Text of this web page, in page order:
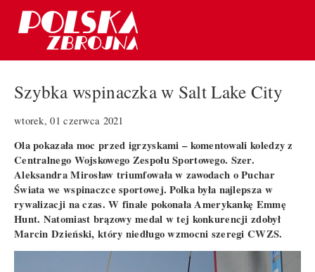
Szybka wspinaczka w Salt Lake City
wtorek, 01 czerwca 2021
Ola pokazała moc przed igrzyskami – komentowali koledzy z
Centralnego Wojskowego Zespołu Sportowego. Szer.
Aleksandra Mirosław triumfowała w zawodach o Puchar
Świata we wspinaczce sportowej. Polka była najlepsza w
rywalizacji na czas. W finale pokonała Amerykankę Emmę
Hunt. Natomiast brązowy medal w tej konkurencji zdobył
Marcin Dzieński, który niedługo wzmocni szeregi CWZS.